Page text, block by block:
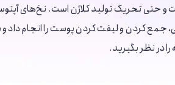
حتی تحریک تولید کلاژن است. نخ‌های
کردن و لیفت کردن پوست را انجام داد و
در نظر بگیرید.